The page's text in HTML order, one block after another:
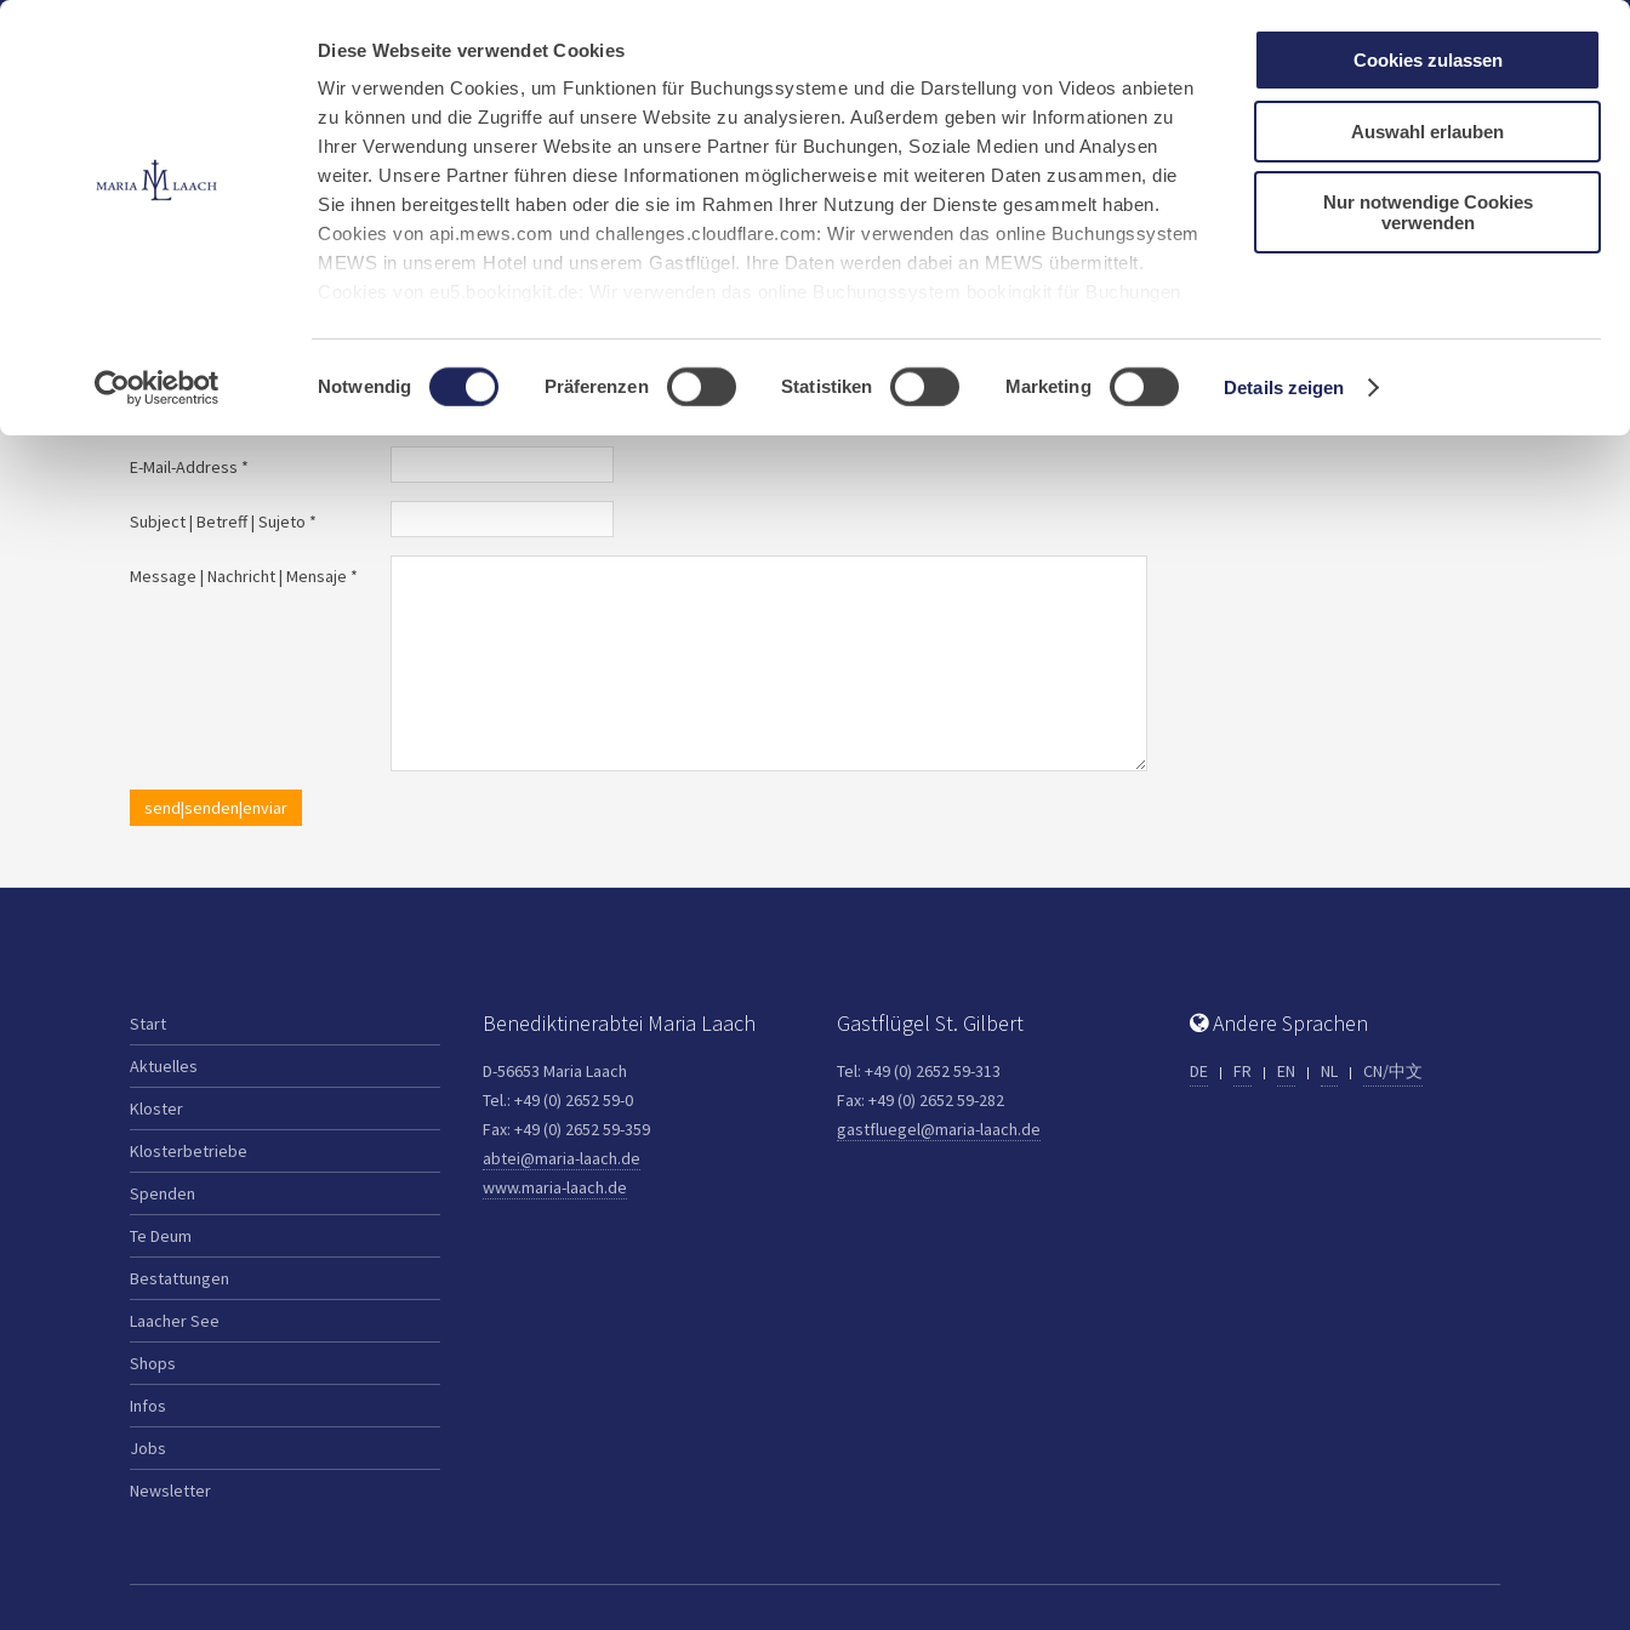
Diese Webseite verwendet Cookies
Wir verwenden Cookies, um Funktionen für Buchungssysteme und die Darstellung von Videos anbieten
zu können und die Zugriffe auf unsere Website zu analysieren. Außerdem geben wir Informationen zu
Ihrer Verwendung unserer Website an unsere Partner für Buchungen, Soziale Medien und Analysen
weiter. Unsere Partner führen diese Informationen möglicherweise mit weiteren Daten zusammen, die
Sie ihnen bereitgestellt haben oder die sie im Rahmen Ihrer Nutzung der Dienste gesammelt haben.
Cookies von api.mews.com und challenges.cloudflare.com: Wir verwenden das online Buchungssystem
MEWS in unserem Hotel und unserem Gastflügel. Ihre Daten werden dabei an MEWS übermittelt.
Einwilligungsauswahl
Notwendig Präferenzen Statistiken Marketing Details zeigen
Cookies zulassen
Auswahl erlauben
Nur notwendige Cookies
verwenden
Kloster Klosterbetriebe Spenden Infos
E-Mail schreiben
NL CN/中文
E-Mail schreiben
Your message to | Ihre Nachricht an | Tu mensaje: guests@maria[...].de
* required information | erforderliche Informationen | Información requerida
Name | Nombre *
E-Mail-Address *
Subject | Betreff | Sujeto *
Message | Nachricht | Mensaje *
send|senden|enviar
Start
Aktuelles
Kloster
Klosterbetriebe
Spenden
Te Deum
Bestattungen
Laacher See
Shops
Infos
Jobs
Newsletter
Benediktinerabtei Maria Laach
D-56653 Maria Laach
Tel.: +49 (0) 2652 59-0
Fax: +49 (0) 2652 59-359
abtei@maria-laach.de
www.maria-laach.de
Gastflügel St. Gilbert
Tel: +49 (0) 2652 59-313
Fax: +49 (0) 2652 59-282
gastfluegel@maria-laach.de
Andere Sprachen
DE FR EN NL CN/中文